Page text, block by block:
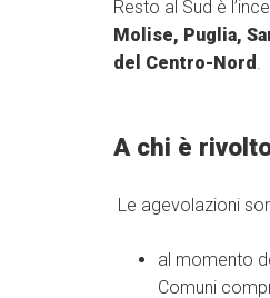
Resto al Sud è
Molise, Puglia,
del Centro-Nord
A chi è
Le agevolazioni
al momento
Comuni